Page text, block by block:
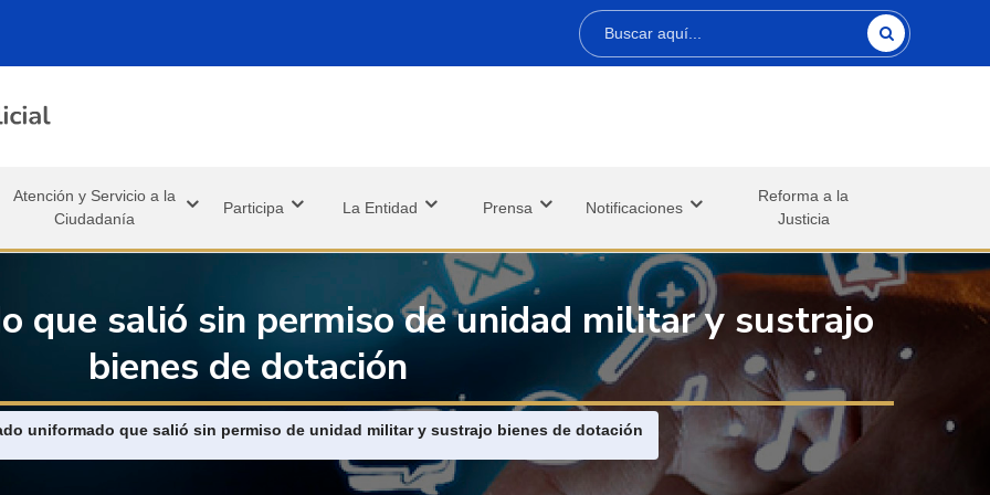
Atención y Servicio a la
Ciudadanía
Participa La Entidad Prensa Notificaciones
Reforma a la
Justicia
que salió sin permiso de unidad militar y sustrajo
bienes de dotación
uniformado que salió sin permiso de unidad militar y sustrajo bienes de dotación